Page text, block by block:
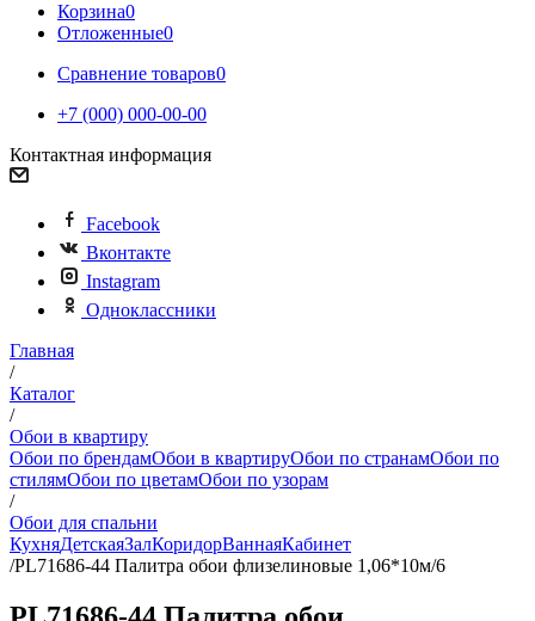
Корзина0
Отложенные0
Сравнение товаров0
+7 (000) 000-00-00
Контактная информация
Facebook
Вконтакте
Instagram
Одноклассники
Главная
/
Каталог
/
Обои в квартиру
Обои по брендамОбои в квартируОбои по странамОбои по
стилямОбои по цветамОбои по узорам
/
Обои для спальни
КухняДетскаяЗалКоридорВаннаяКабинет
/PL71686-44 Палитра обои флизелиновые 1,06*10м/6